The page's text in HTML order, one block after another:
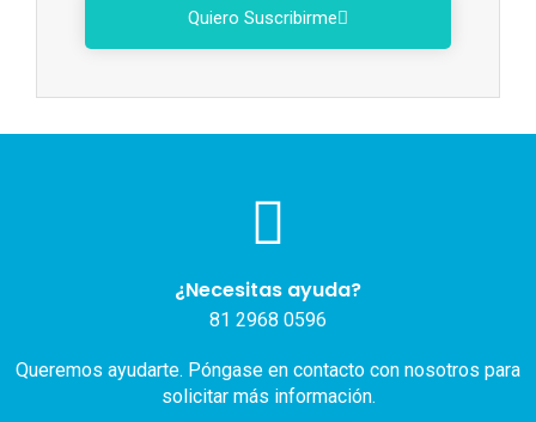
Quiero Suscribirme
¿Necesitas ayuda?
81 2968 0596
Queremos ayudarte. Póngase en contacto con nosotros para
solicitar más información.